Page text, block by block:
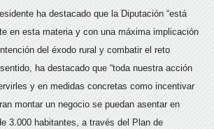
ha destacado que la Diputación “está
en esta materia y con una máxima implicación
del éxodo rural y combatir el reto
ha destacado que “toda nuestra acción
y en medidas concretas como incentivar
montar un negocio se puedan asentar en
3.000 habitantes, a través del Plan de